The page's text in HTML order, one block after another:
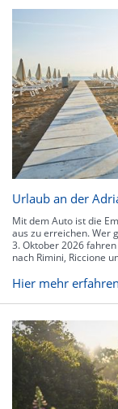
Urlaub an der
Mit dem Auto ist die
aus zu erreichen. Wer
3. Oktober 2026
nach Rimini, Riccione
Hier mehr erfahren